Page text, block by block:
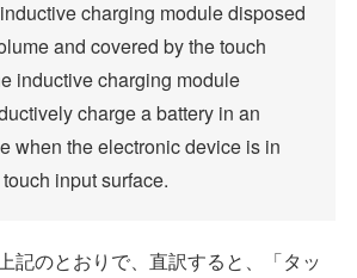
charging module disposed
and covered by the touch
inductive charging module
charge a battery in an
when the electronic device is in
input surface.
記のとおりで、直訳すると、「タッ